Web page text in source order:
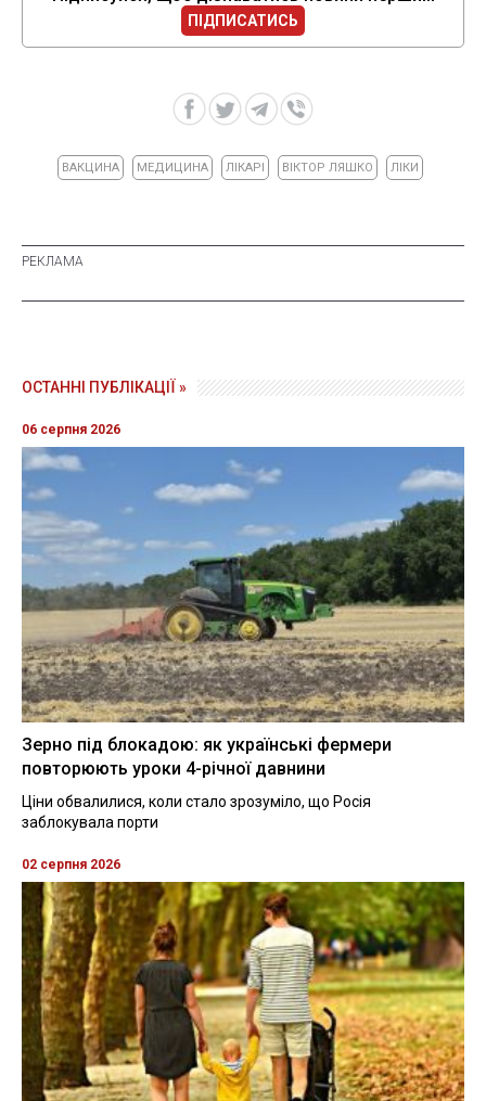
ПІДПИСАТИСЬ
ВАКЦИНА МЕДИЦИНА ЛІКАРІ ВІКТОР ЛЯШКО ЛІКИ
ОСТАННІ ПУБЛІКАЦІЇ »
06 серпня 2026
Зерно під блокадою: як українські фермери
повторюють уроки 4-річної давнини
Ціни обвалилися, коли стало зрозуміло, що Росія
заблокувала порти
02 серпня 2026